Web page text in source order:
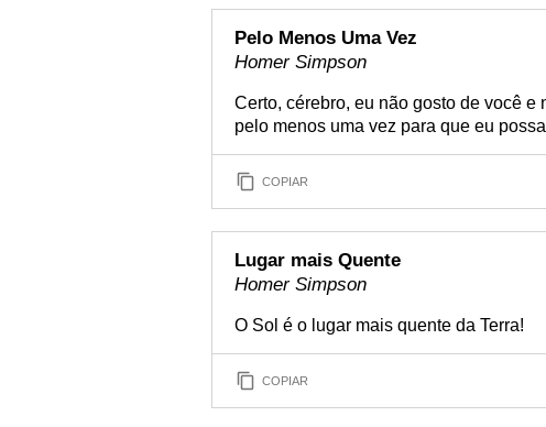
Pelo Menos Uma Vez
Homer Simpson
Certo, cérebro, eu não gosto de você e
pelo menos uma vez para que eu
COPIAR
Lugar mais Quente
Homer Simpson
O Sol é o lugar mais quente da Terra!
COPIAR